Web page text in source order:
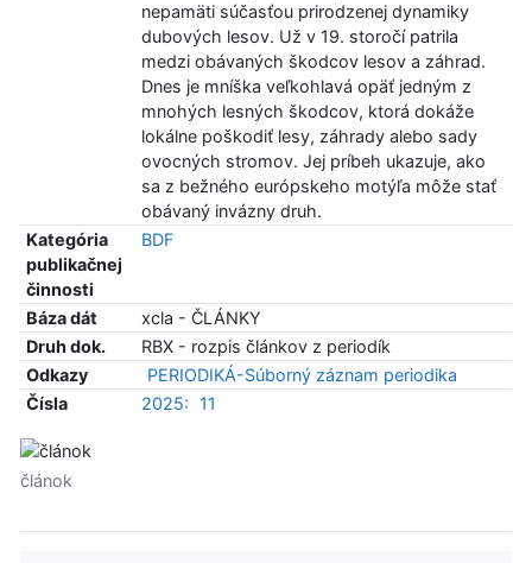
nepamäti súčasťou prirodzenej dynamiky
dubových lesov. Už v 19. storočí patrila
medzi obávaných škodcov lesov a záhrad.
Dnes je mníška veľkohlavá opäť jedným z
mnohých lesných škodcov, ktorá dokáže
lokálne poškodiť lesy, záhrady alebo sady
ovocných stromov. Jej príbeh ukazuje, ako
sa z bežného európskeho motýľa môže stať
obávaný invázny druh.
Kategória
publikačnej
činnosti
BDF
Báza dát
xcla - ČLÁNKY
Druh dok.
RBX - rozpis článkov z periodík
Odkazy
PERIODIKÁ-Súborný záznam periodika
Čísla
2025: 11
článok